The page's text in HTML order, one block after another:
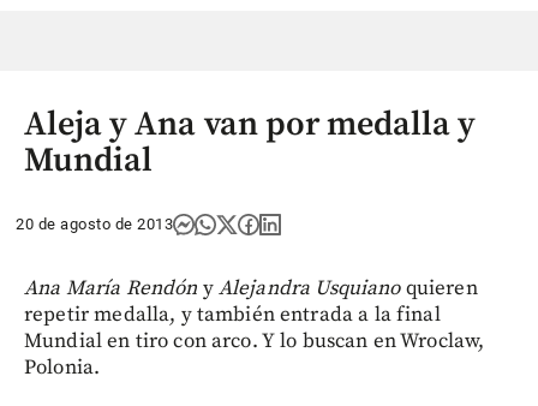
Aleja y Ana van por medalla y
Mundial
20 de agosto de 2013
Ana María Rendón yAlejandra Usquianoquieren
repetir medalla, y también entrada a la final
Mundial en tiro con arco. Y lo buscan en Wroclaw,
Polonia.